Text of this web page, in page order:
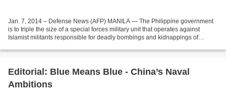
Jan. 7, 2014 – Defense News (AFP) MANILA — The Philippine government
is to triple the size of a special forces military unit that operates against
Islamist militants responsible for deadly bombings and kidnappings of
Editorial: Blue Means Blue - China’s Naval
Ambitions